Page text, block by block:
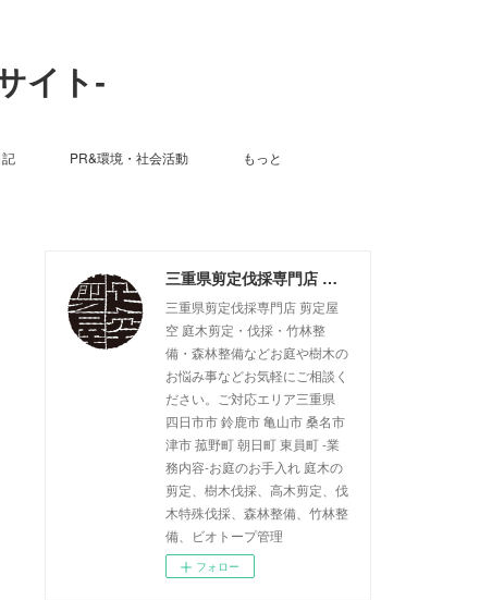
イト-
PR&環境・社会活動 もっと
三重県剪定伐採専門店 剪定屋空 -サブサイト-
三重県剪定伐採専門店 剪定屋
空 庭木剪定・伐採・竹林整
備・森林整備などお庭や樹木の
お悩み事などお気軽にご相談く
ださい。ご対応エリア三重県
四日市市 鈴鹿市 亀山市 桑名市
津市 菰野町 朝日町 東員町 -業
務内容-お庭のお手入れ 庭木の
剪定、樹木伐採、高木剪定、伐
木特殊伐採、森林整備、竹林整
備、ビオトープ管理
フォロー